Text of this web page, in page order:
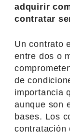
adquirir
contratar
Un contrato
entre dos o
de
importancia
aunque son
bases. Los
contratación